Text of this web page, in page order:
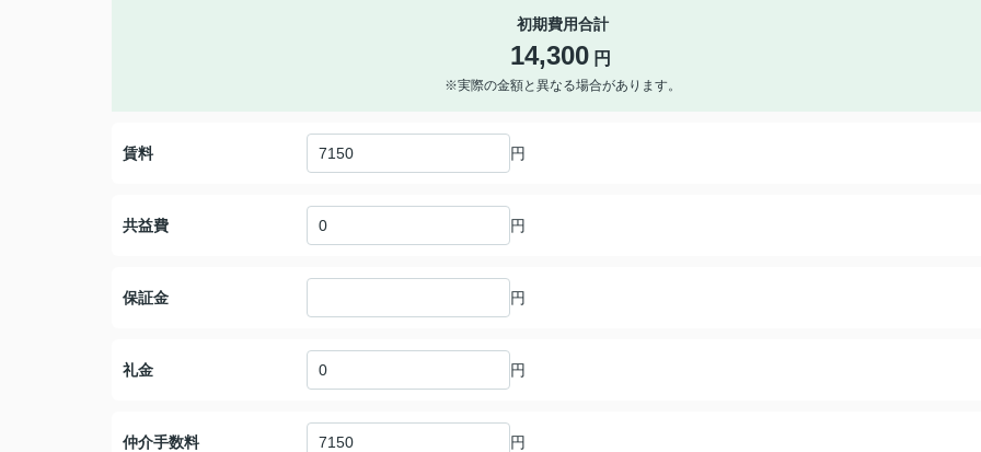
初期費用合計
14,300 円
※実際の金額と異なる場合があります。
賃料 円
共益費 円
保証金 円
礼金 円
仲介手数料 円